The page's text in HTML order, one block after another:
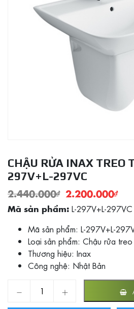
CHẬU RỬA INAX TREO
297V+L-297VC
2.440.000₫ 2.200.000₫
Mã sản phẩm: L-297V+L-297VC
Mã sản phẩm: L-297V+L-
Loại sản phẩm: Chậu rửa
Thương hiệu: Inax
Công nghệ: Nhật Bản
Chậu rửa Inax treo tường L-